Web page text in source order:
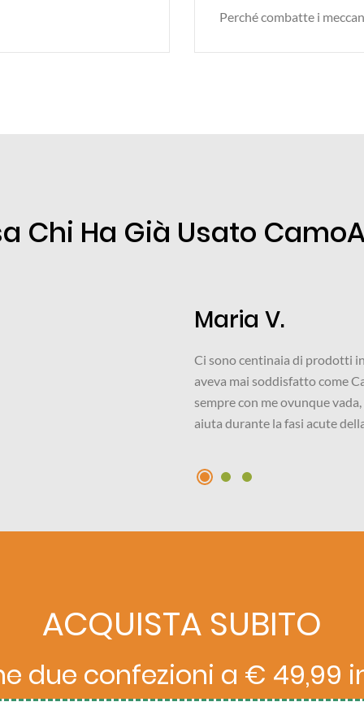
Perché combatte i
Chi Ha Già Usato
per la psoriasi ma nessuno mi
Psoriasi. Ora porto questa crema
avere sempre quell'effetto lenitivo che mi
Luciana F.
Ho combattuto
che facesse
aver terminato
quando voglio,
ACQUISTA SUBITO
due confezioni a € 49,99